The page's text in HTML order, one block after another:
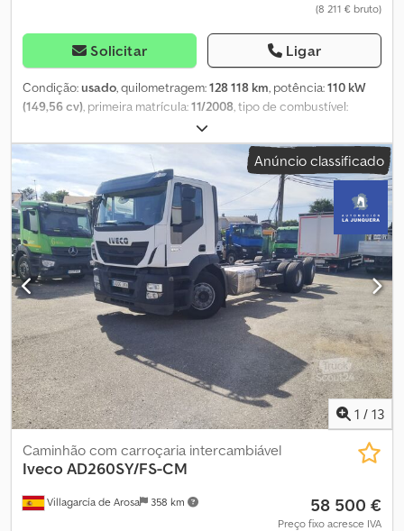
(8 211 € bruto)
Solicitar Ligar
Condição:usado, quilometragem:128 118 km, potência:110 kW
(149,56 cv) , primeira matrícula:11/2008 , tipo de combustível:
, peso total:
tipo de engrenagem:automático, classe de emissão:Euro 3, Ano
de fabrico:
, Caminhão para transporte de porta-contêineres
do tipo ATL Kamag Wiesel WBH 25 Motor com avaria! O motor
estava em funcionamento / baixa potência Dkjdpfx Aoqxuadekzor
Diagnóstico: fragmentos metálicos no filtro de combustível e no
pré-filtro Motor removido e colocado em palete! Ano de
fabricação: 2008 Peso vazio: 8.200 kg Peso bruto permitido:
18.000 kg Dimensões CxLxA: 9.300 mm x 2.550 mm x 2.900 mm
Euro 3 Único dono Quilometragem segundo o proprietário
anterior: 128.118 km Você encontra um vídeo deste anúncio em
Todo o nosso estoque de veículos pode ser consultado em
Receba todos os veículos recém-cadastrados por e-mail –
cadastre-se em nossa NEWSLETTER! Sujeito a erros e alterações
de venda!
Anúncio classificado
1 / 13
Villagarcía de Arosa 358 km
Caminhão com carroçaria intercambiável
IvecoAD260SY/FS-CM
58 500 €
Preço fixo acresce IVA